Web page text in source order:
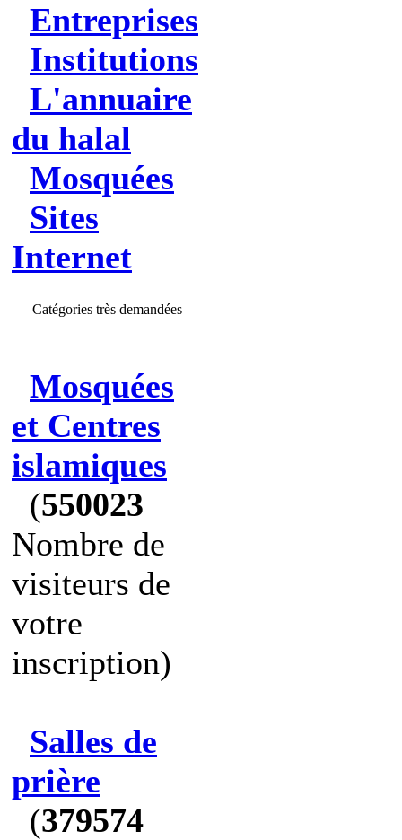
Entreprises
Institutions
L'annuaire
du halal
Mosquées
Sites
Internet
Catégories très demandées
Mosquées
et Centres
islamiques
(550023
Nombre de
visiteurs de
votre
inscription)
Salles de
prière
(379574